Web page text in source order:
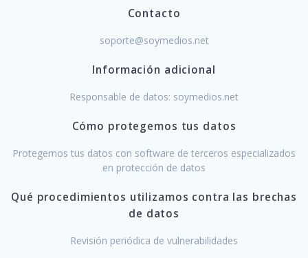
Contacto
soporte@soymedios.net
Información adicional
Responsable de datos: soymedios.net
Cómo protegemos tus datos
Protegemos tus datos con software de terceros especializados
en protección de datos
Qué procedimientos utilizamos contra las brechas
de datos
Revisión periódica de vulnerabilidades